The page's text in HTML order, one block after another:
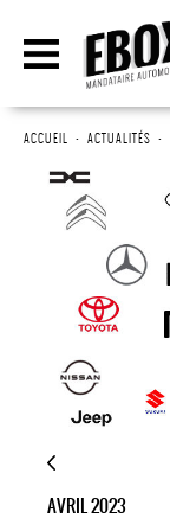
ACCUEIL • ACTUALITÉS •
AVRIL 2023